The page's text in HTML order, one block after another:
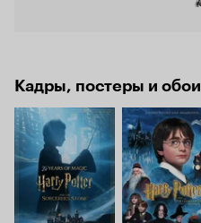
Кадры, постеры и обои